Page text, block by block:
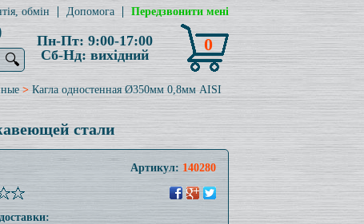
обмін Допомога Передзвонити мені
🔍
Пн-Пт: 9:00-17:00
Сб-Нд: вихідний
0
> Кагла одностенная Ø350мм 0,8мм AISI
стали
Артикул:140280